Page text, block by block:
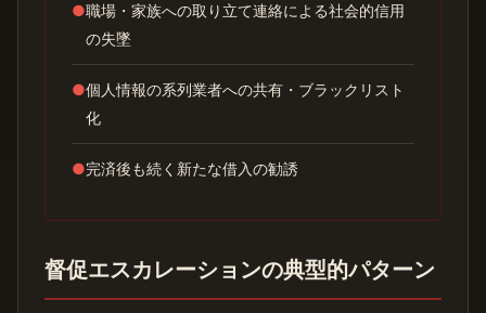
●職場・家族への取り立て連絡による社会的信用
の失墜
●個人情報の系列業者への共有・ブラックリスト
化
●完済後も続く新たな借入の勧誘
督促エスカレーションの典型的パターン